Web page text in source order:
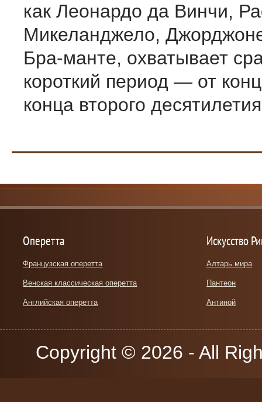
как Леонардо да Винчи,
Микеланджело,
Бра-манте, охватывает
короткий период — от
кон­ца второго
Оперетта
Французская оперетта
Венская классическая оперетта
Английская оперетта
Искусство
Алтарь мира
Пантеон
Антиной
Copyright © 2026 - All